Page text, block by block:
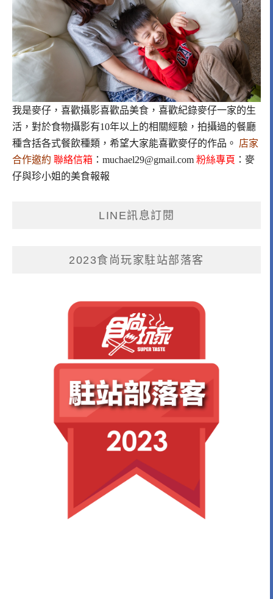
我是麥仔，喜歡攝影喜歡品美食，喜歡紀錄麥仔一家的生
活，對於食物攝影有10年以上的相關經驗，拍攝過的餐廳
種含括各式餐飲種類，希望大家能喜歡麥仔的作品。 店家
合作邀約 聯絡信箱 ： muchael29@gmail.com 粉絲專頁 ： 麥
仔與珍小姐的美食報報
LINE訊息訂閱
2023食尚玩家駐站部落客